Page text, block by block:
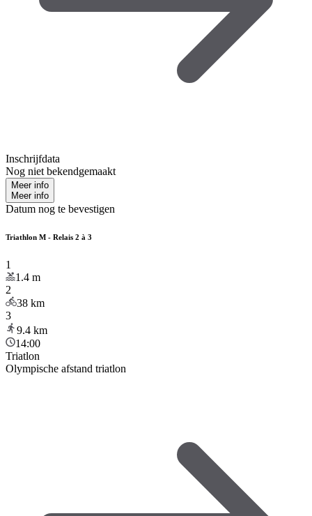
Inschrijfdata
Nog niet bekendgemaakt
Meer info
Meer info
Datum nog te bevestigen
Triathlon M - Relais 2 à 3
1
1.4 m
2
38 km
3
9.4 km
14:00
Triatlon
Olympische afstand triatlon